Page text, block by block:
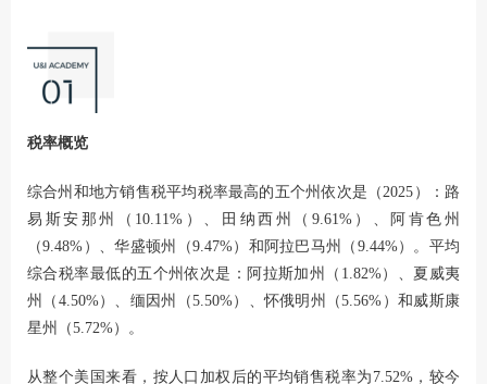
税率概览
综合州和地方销售税平均税率最高的五个州依次是（2025）：路
易斯安那州（10.11%）、田纳西州（9.61%）、阿肯色州
（9.48%）、华盛顿州（9.47%）和阿拉巴马州（9.44%）。平均
综合税率最低的五个州依次是：阿拉斯加州（1.82%）、夏威夷
州（4.50%）、缅因州（5.50%）、怀俄明州（5.56%）和威斯康
星州（5.72%）。
从整个美国来看，按人口加权后的平均销售税率为7.52%，较今